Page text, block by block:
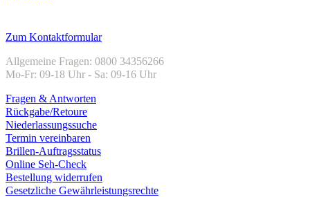
Zum Kontaktformular
Allgemeine Fragen: 0800 34356266
Mo-Fr: 09-18 Uhr - Sa: 09-16 Uhr
Fragen & Antworten
Rückgabe/Retoure
Niederlassungssuche
Termin vereinbaren
Brillen-Auftragsstatus
Online Seh-Check
Bestellung widerrufen
Gesetzliche Gewährleistungsrechte